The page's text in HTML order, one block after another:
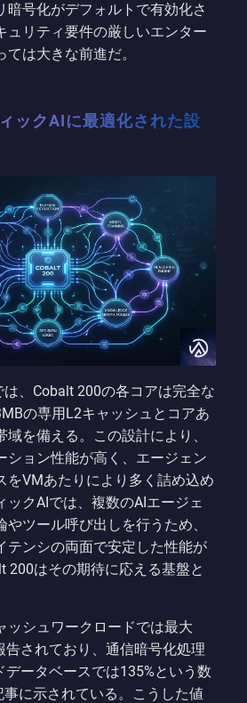
暗号化がデフォルトで有効化さ
ュリティ要件の厳しいエンター
は大きな前進だ。
ックAIに最適化された設
、Cobalt 200の各コアは完全な
の専用L2キャッシュとコアあ
を備える。この設計により、
ション性能が高く、エージェン
をVMあたりにより多く詰め込め
ックAIでは、複数のAIエージェ
やツール呼び出しを行うため、
テンシの両面で安定した性能が
200はその期待に応える基盤と
ッシュワークロードでは最大
告されており、通信暗号化処理
データベースでは135%という数
に示されている。こうした値